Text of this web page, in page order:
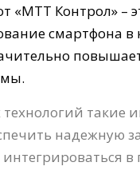
«МТТ Контрол» –
смартфона в
такие
надежную